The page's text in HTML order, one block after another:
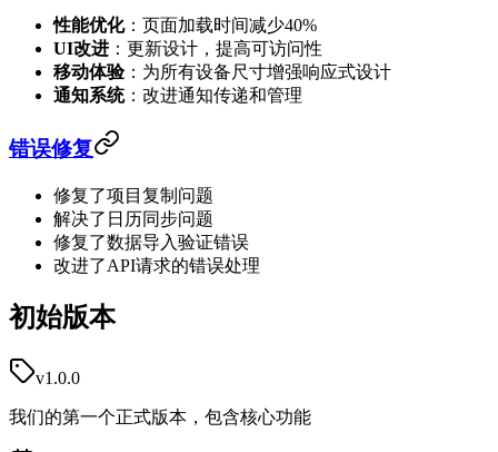
性能优化：页面加载时间减少40%
UI改进 ：更新设计，提高可访问性
移动体验：为所有设备尺寸增强响应式设计
通知系统：改进通知传递和管理
错误修复
修复了项目复制问题
解决了日历同步问题
修复了数据导入验证错误
改进了API请求的错误处理
初始版本
v1.0.0
我们的第一个正式版本，包含核心功能